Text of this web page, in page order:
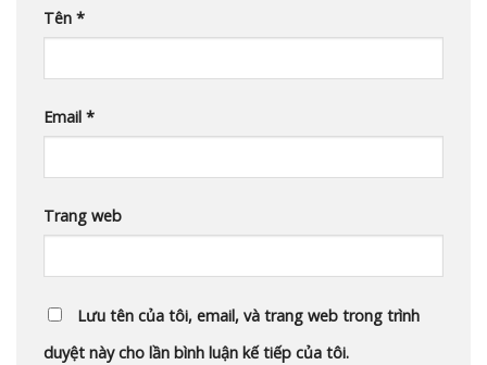
Tên *
Email *
Trang web
Lưu tên của tôi, email, và trang web trong trình
duyệt này cho lần bình luận kế tiếp của tôi.